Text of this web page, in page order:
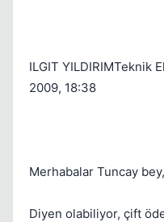
ILGIT YILDIRIMTeknik
2009, 18:38
Merhabalar Tuncay bey,
Diyen olabiliyor, çift